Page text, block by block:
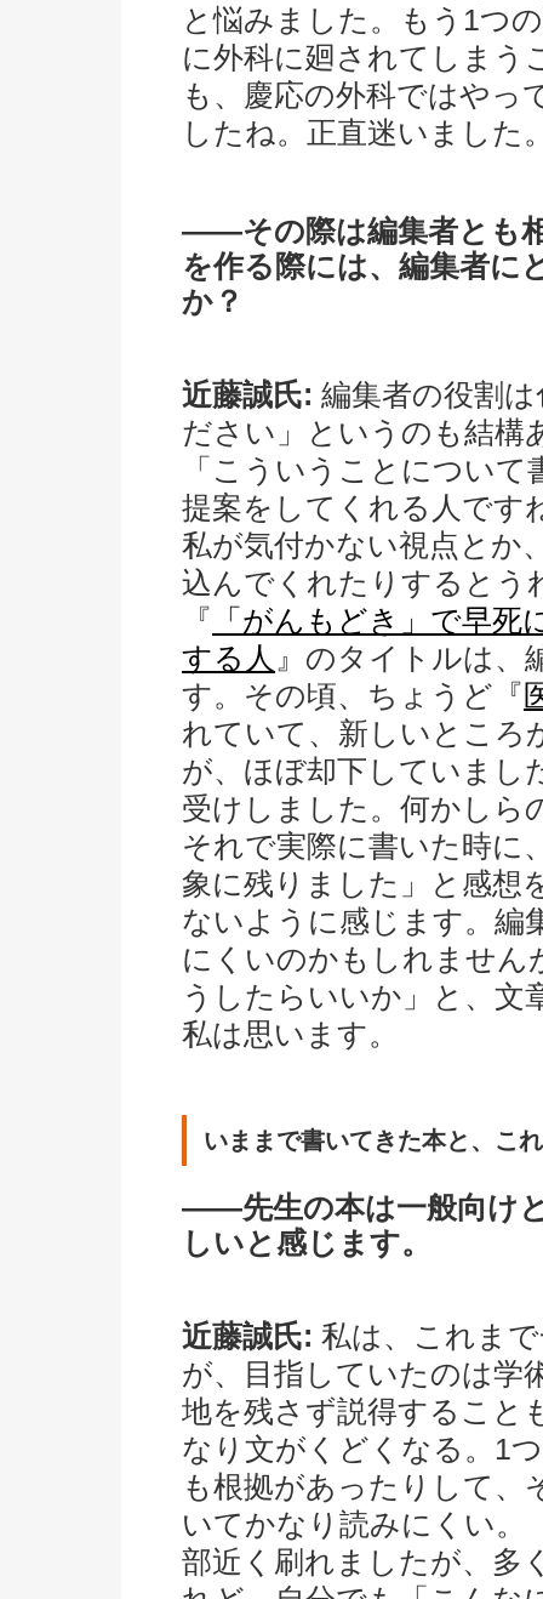
と悩みました。もう1つ
に外科に廻されてしまう
も、慶応の外科ではやっ
したね。正直迷いました
――その際は編集者とも
を作る際には、編集者に
か？
近藤誠氏: 編集者の役割
ださい」というのも結構
「こういうことについ
提案をしてくれる人です
私が気付かない視点とか
込んでくれたりするとう
『 「がんもどき」で早
する人 』のタイトルは、
す。その頃、ちょうど『
れていて、新しいところ
が、ほぼ却下していまし
受けしました。何かしら
それで実際に書いた時に
象に残りました」と感想
ないように感じます。編
にくいのかもしれません
うしたらいいか」と、文
私は思います。
いままで書いてきた本と、こ
――先生の本は一般向け
しいと感じます。
近藤誠氏: 私は、これま
が、目指していたのは学
地を残さず説得すること
なり文がくどくなる。1
も根拠があったりして、
いてかなり読みにくい。
部近く刷れましたが、多